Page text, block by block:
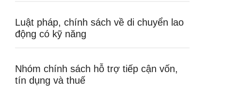
Luật pháp, chính sách về di chuyển lao
động có kỹ năng
Nhóm chính sách hỗ trợ tiếp cận vốn,
tín dụng và thuế